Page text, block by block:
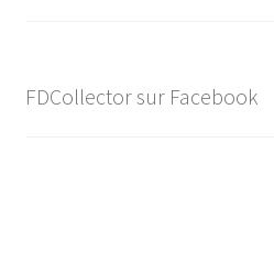
FDCollector sur Facebook